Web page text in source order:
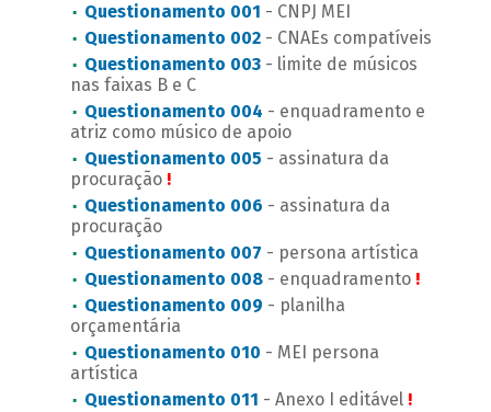
Questionamento 001 - CNPJ MEI
Questionamento 002 - CNAEs compatíveis
Questionamento 003 - limite de músicos
nas faixas B e C
Questionamento 004 - enquadramento e
atriz como músico de apoio
Questionamento 005 - assinatura da
procuração !
Questionamento 006 - assinatura da
procuração
Questionamento 007 - persona artística
Questionamento 008 - enquadramento !
Questionamento 009 - planilha
orçamentária
Questionamento 010 - MEI persona
artística
Questionamento 011 - Anexo I editável !